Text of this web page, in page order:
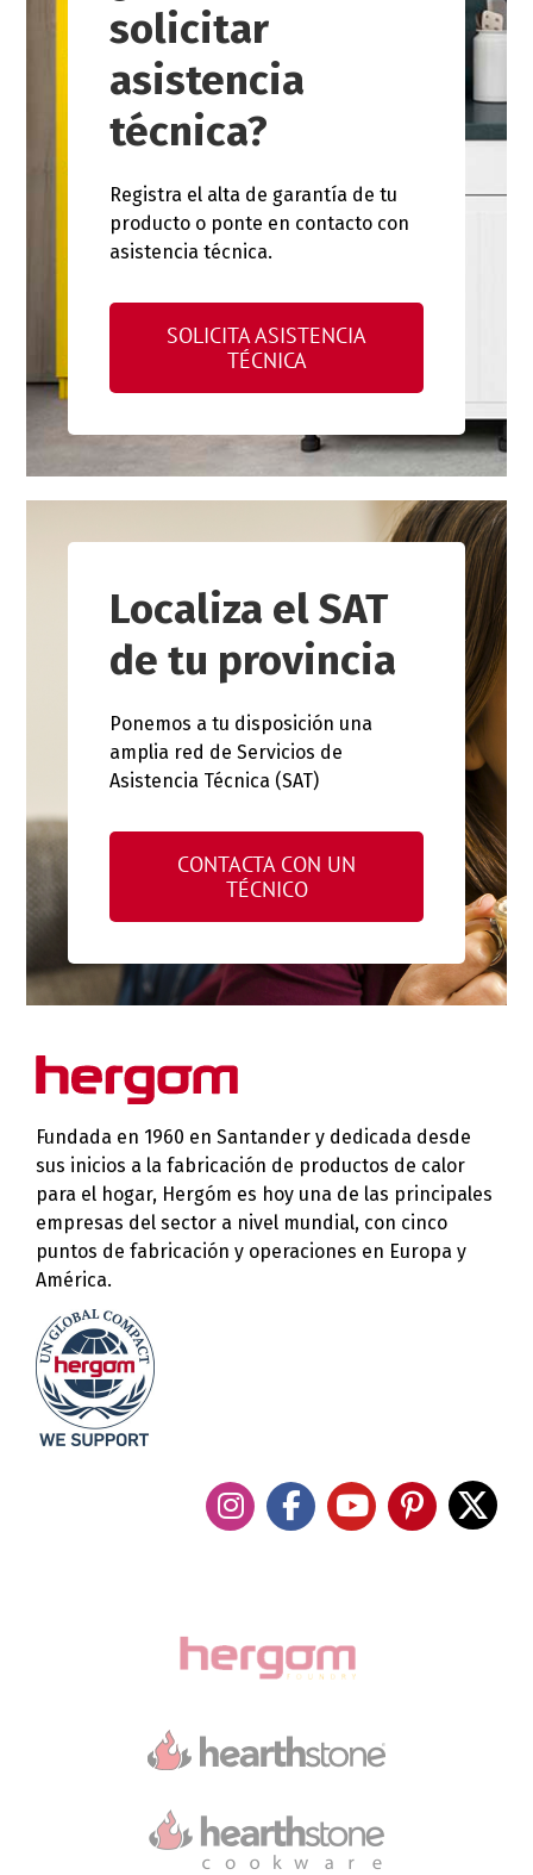
solicitar
asistencia
técnica?
Registra el alta de garantía de tu
producto o ponte en contacto con
asistencia técnica.
SOLICITA ASISTENCIA
TÉCNICA
Localiza el SAT
de tu provincia
Ponemos a tu disposición una
amplia red de Servicios de
Asistencia Técnica (SAT)
CONTACTA CON UN
TÉCNICO
Fundada en 1960 en Santander y dedicada desde
sus inicios a la fabricación de productos de calor
para el hogar, Hergóm es hoy una de las principales
empresas del sector a nivel mundial, con cinco
puntos de fabricación y operaciones en Europa y
América.